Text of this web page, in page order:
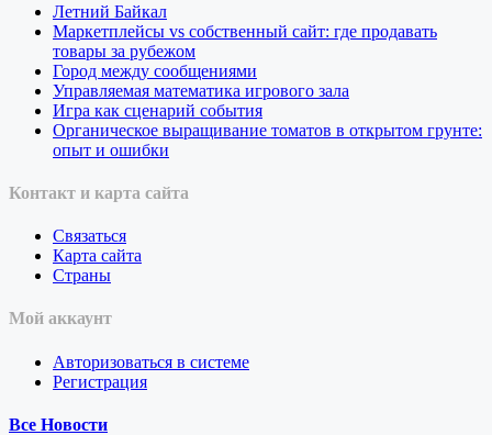
Летний Байкал
Маркетплейсы vs собственный сайт: где продавать
товары за рубежом
Город между сообщениями
Управляемая математика игрового зала
Игра как сценарий события
Органическое выращивание томатов в открытом грунте:
опыт и ошибки
Контакт и карта сайта
Связаться
Карта сайта
Страны
Мой аккаунт
Авторизоваться в системе
Регистрация
Все Новости